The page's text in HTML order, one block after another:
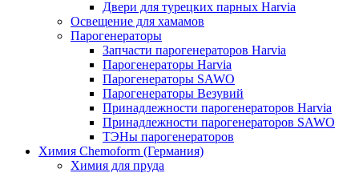
Двери для турецких парных Harvia
Освещение для хамамов
Парогенераторы
Запчасти парогенераторов Harvia
Парогенераторы Harvia
Парогенераторы SAWO
Парогенераторы Везувий
Принадлежности парогенераторов Harvia
Принадлежности парогенераторов SAWO
ТЭНы парогенераторов
Химия Chemoform (Германия)
Химия для пруда